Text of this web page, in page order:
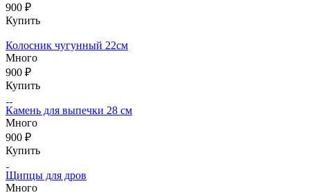
900 ₽
Купить
Колосник чугунный 22см
Много
900 ₽
Купить
Камень для выпечки 28 см
Много
900 ₽
Купить
Щипцы для дров
Много